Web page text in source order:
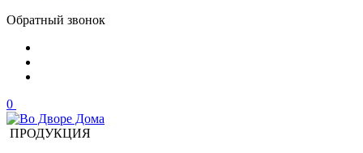
Обратный звонок
0
ПРОДУКЦИЯ